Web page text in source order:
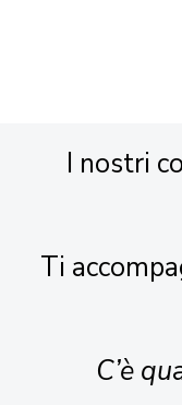
I nostri
Ti
C’è